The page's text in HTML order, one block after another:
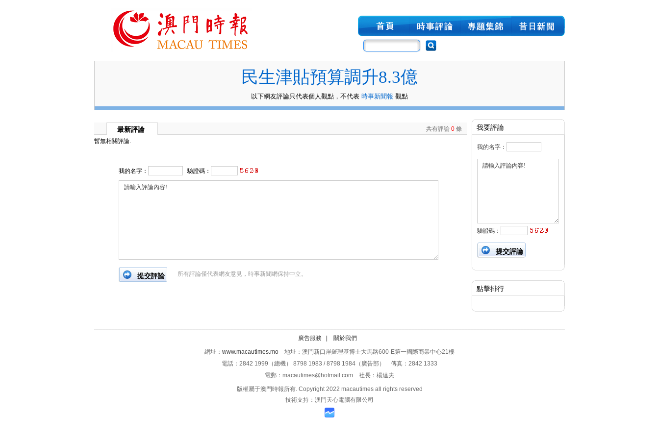
民生津貼預算調升8.3億
以下網友評論只代表個人觀點，不代表 時事新聞報 觀點
最新評論 共有評論 0 條
暫無相關評論.
我的名字： 驗證碼：
所有評論僅代表網友意見，時事新聞網保持中立。
我要評論
我的名字：
驗證碼：
點擊排行
廣告服務
關於我們
網址： www.macautimes.mo 地址：澳門新口岸羅理基博士大馬路600-E第一國際商業中心21樓
電話：2842 1999（總機） 8798 1983 / 8798 1984（廣告部） 傳真：2842 1333
電郵：macautimes@hotmail.com 社長：楊達夫
版權屬于澳門時報所有. Copyright 2022 macautimes all rights reserved
技術支持：澳門天心電腦有限公司